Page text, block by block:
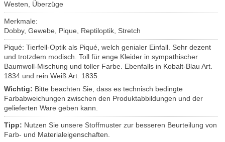
Westen, Überzüge
Merkmale:
Dobby, Gewebe, Pique, Reptiloptik, Stretch
Piqué: Tierfell-Optik als Piqué, welch genialer Einfall. Sehr dezent
und trotzdem modisch. Toll für enge Kleider in sympathischer
Baumwoll-Mischung und toller Farbe. Ebenfalls in Kobalt-Blau Art.
1834 und rein Weiß Art. 1835.
Wichtig: Bitte beachten Sie, dass es technisch bedingte
Farbabweichungen zwischen den Produktabbildungen und der
gelieferten Ware geben kann.
Tipp: Nutzen Sie unsere Stoffmuster zur besseren Beurteilung von
Farb- und Materialeigenschaften.